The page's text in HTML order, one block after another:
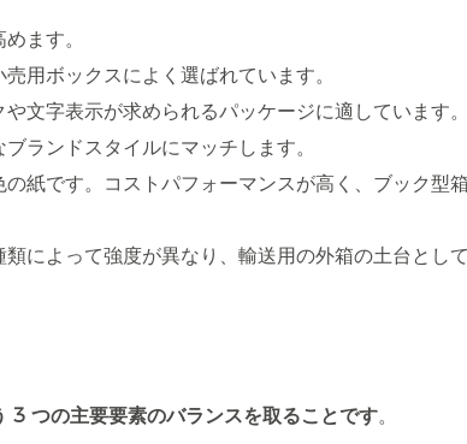
ます。
用ボックスによく選ばれています。
文字表示が求められるパッケージに適しています。
ランドスタイルにマッチします。
紙です。コストパフォーマンスが高く、ブック型
によって強度が異なり、輸送用の外箱の土台とし
3 つの主要要素のバランスを取ることです。